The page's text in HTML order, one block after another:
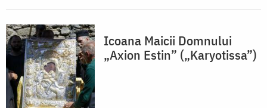
Icoana Maicii Domnului
„Axion Estin” („Karyotissa”)